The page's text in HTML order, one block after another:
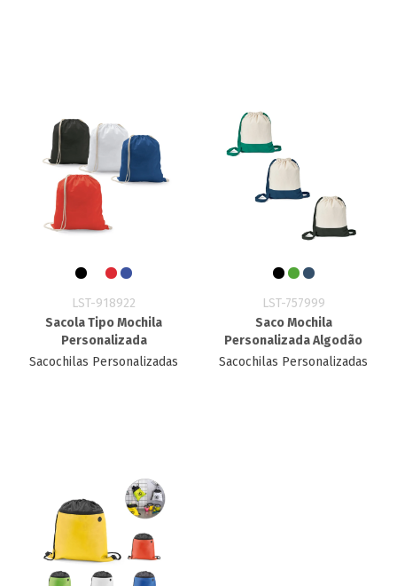
LST-918922
Sacola Tipo Mochila
Personalizada
Sacochilas Personalizadas
LST-757999
Saco Mochila
Personalizada Algodão
Sacochilas Personalizadas